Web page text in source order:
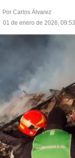
Por Carlos Álvarez
01 de enero de 2026, 09:53